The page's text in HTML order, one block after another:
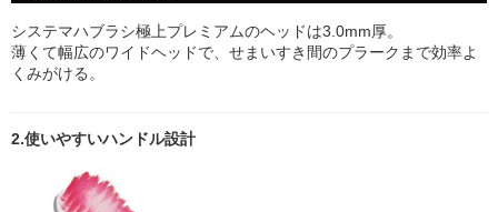
システマハブラシ極上プレミアムのヘッドは3.0mm厚。
薄くて幅広のワイドヘッドで、せまいすき間のプラークまで効率よ
くみがける。
2.使いやすいハンドル設計